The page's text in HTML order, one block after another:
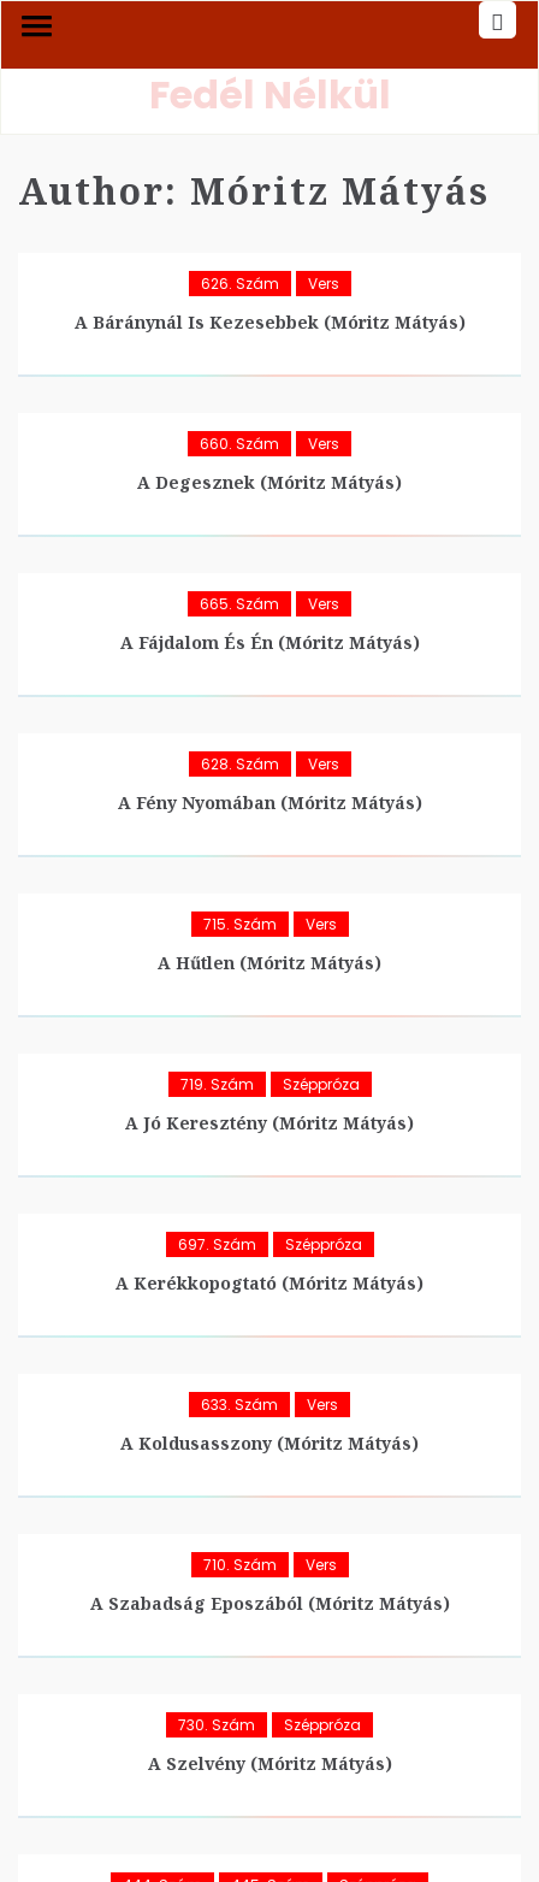
Fedél Nélkül
Author: Móritz Mátyás
626. Szám Vers
A Báránynál Is Kezesebbek (Móritz Mátyás)
660. Szám Vers
A Degesznek (Móritz Mátyás)
665. Szám Vers
A Fájdalom És Én (Móritz Mátyás)
628. Szám Vers
A Fény Nyomában (Móritz Mátyás)
715. Szám Vers
A Hűtlen (Móritz Mátyás)
719. Szám Széppróza
A Jó Keresztény (Móritz Mátyás)
697. Szám Széppróza
A Kerékkopogtató (Móritz Mátyás)
633. Szám Vers
A Koldusasszony (Móritz Mátyás)
710. Szám Vers
A Szabadság Eposzából (Móritz Mátyás)
730. Szám Széppróza
A Szelvény (Móritz Mátyás)